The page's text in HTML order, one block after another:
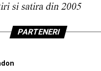
PARTENERI